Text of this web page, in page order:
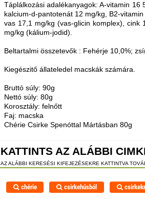
Táplálkozási adalékanyagok: A-vitamin
kalcium-d-pantotenát 12 mg/kg, B2-
vas 17,1 mg/kg (vas-glicin komplex),
mg/kg (kálium-jodid).
Beltartalmi összetevők : Fehérje 10,0%;
Kiegészitő állateledel macskák számára.
Bruttó súly: 90g
Nettó súly: 80g
Korosztály: felnőtt
Faj: macska
Chérie Csirke Spenóttal Mártásban 80g
KATTINTS AZ ALÁBBI
AZ ALÁBBI KERESÉSI KIFEJEZÉSEKRE KATTINTVA
chérie csirkehúsból